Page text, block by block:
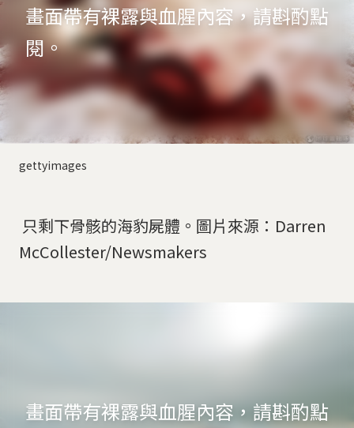
畫面帶有裸露與血腥內容，請斟酌點
閱。
gettyimages
只剩下骨骸的海豹屍體。圖片來源：Darren
McCollester/Newsmakers
畫面帶有裸露與血腥內容，請斟酌點